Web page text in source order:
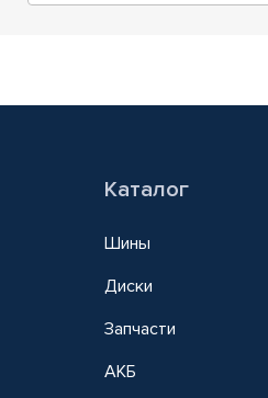
Каталог
Шины
Диски
Запчасти
АКБ